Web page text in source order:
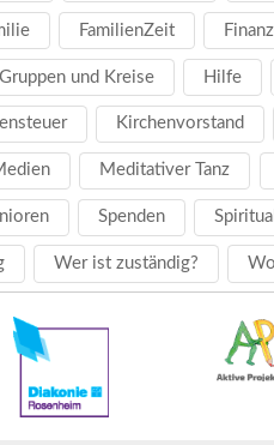
FamilienZeit
Gruppen und Kreise Hilfe
Kirchenvorstand
Meditativer Tanz
Spenden
Wer ist zuständig?